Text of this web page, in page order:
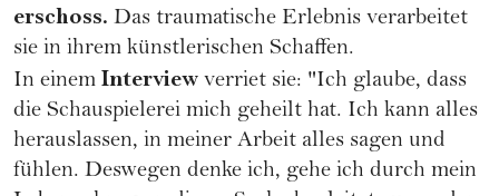
erschoss. Das traumatische Erlebnis verarbeitet
sie in ihrem künstlerischen Schaffen.
In einem Interview verriet sie: "Ich glaube, dass
die Schauspielerei mich geheilt hat. Ich kann alles
herauslassen, in meiner Arbeit alles sagen und
fühlen. Deswegen denke ich, gehe ich durch mein